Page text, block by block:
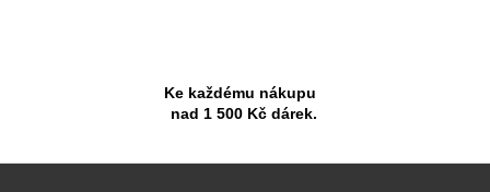
Ke každému nákupu
nad 1 500 Kč dárek.